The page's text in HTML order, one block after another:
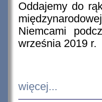
Oddajemy do
Niemcami
września 2019 r.
więcej...